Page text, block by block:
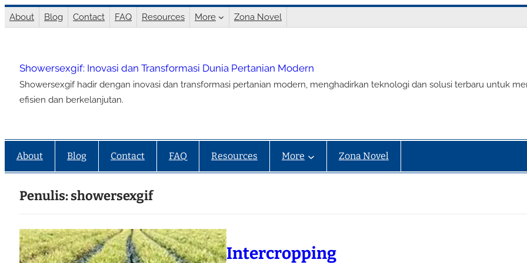
Lewati
ke
About Blog Contact FAQ Resources More Zona Novel
Showersexgif: Inovasi dan Transformasi Dunia Pertanian Modern
Showersexgif hadir dengan inovasi dan transformasi pertanian modern, menghadirkan teknologi dan solusi terbaru untuk
efisien dan berkelanjutan.
About Blog Contact FAQ Resources More Zona Novel
Penulis:showersexgif
Intercropping